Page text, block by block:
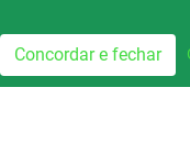
©
Todos
100.3
FM
Concordar e fechar